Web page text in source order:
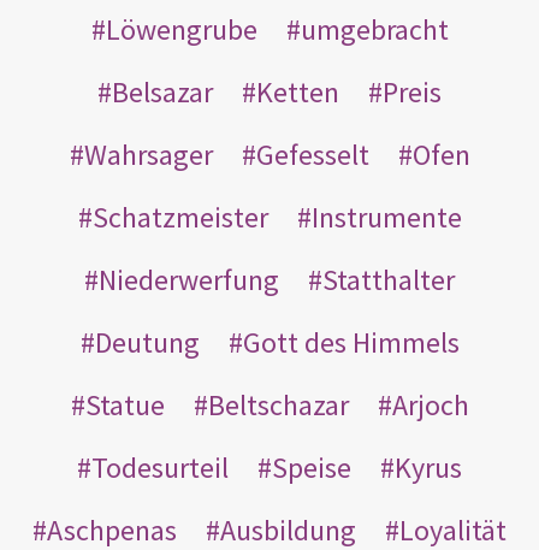
Löwengrube
umgebracht
Belsazar
Ketten
Preis
Wahrsager
Gefesselt
Ofen
Schatzmeister
Instrumente
Niederwerfung
Statthalter
Deutung
Gott des Himmels
Statue
Beltschazar
Arjoch
Todesurteil
Speise
Kyrus
Aschpenas
Ausbildung
Loyalität